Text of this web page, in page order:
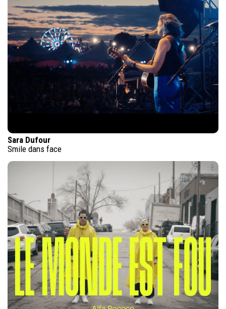
Sara Dufour
Smile dans face